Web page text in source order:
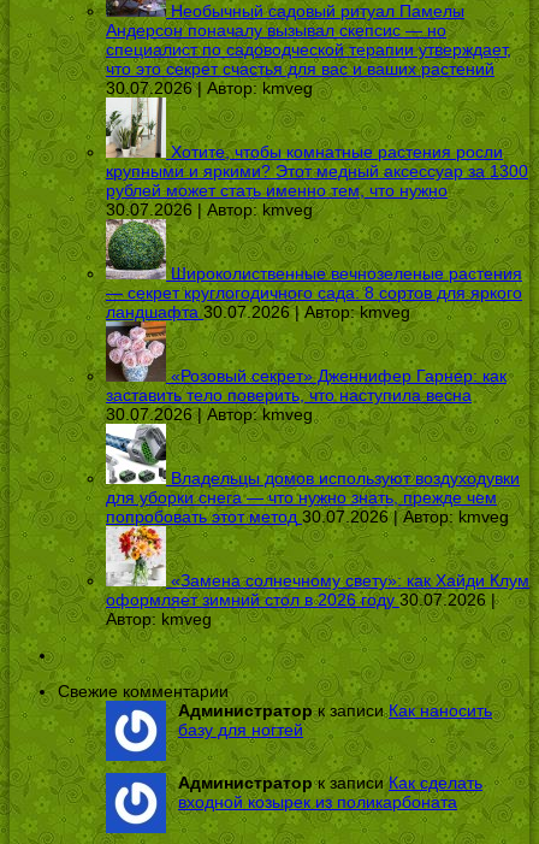
Необычный садовый ритуал Памелы
Андерсон поначалу вызывал скепсис — но
специалист по садоводческой терапии утверждает,
что это секрет счастья для вас и ваших растений
30.07.2026 | Автор: kmveg
Хотите, чтобы комнатные растения росли
крупными и яркими? Этот медный аксессуар за 1300
рублей может стать именно тем, что нужно
30.07.2026 | Автор: kmveg
Широколиственные вечнозеленые растения
— секрет круглогодичного сада: 8 сортов для яркого
ландшафта 30.07.2026 | Автор:kmveg
«Розовый секрет» Дженнифер Гарнер: как
заставить тело поверить, что наступила весна
30.07.2026 | Автор:kmveg
Владельцы домов используют воздуходувки
для уборки снега — что нужно знать, прежде чем
попробовать этот метод 30.07.2026 | Автор: kmveg
«Замена солнечному свету»: как Хайди Клум
оформляет зимний стол в 2026 году 30.07.2026 |
Автор: kmveg
Свежие комментарии
Администраторк записиКак наносить
базу для ногтей
Администраторк записиКак сделать
входной козырек из поликарбоната